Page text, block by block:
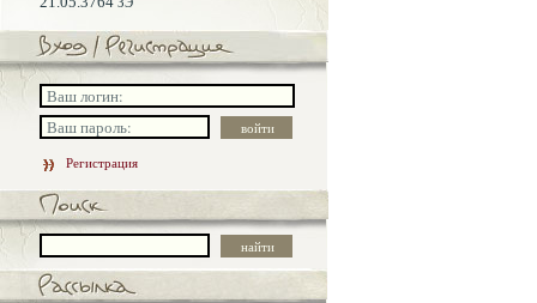
Регистрация